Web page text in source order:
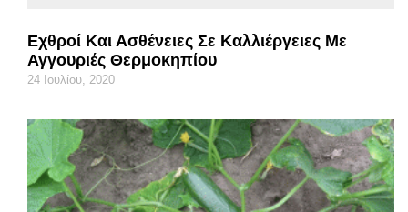
Εχθροί Και Ασθένειες Σε Καλλιέργειες Με
Αγγουριές Θερμοκηπίου
24 Ιουλίου, 2020